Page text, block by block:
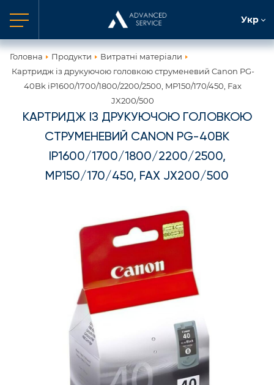
Укр
Головна Продукти
Витратні матеріали
Картридж із друкуючою головкою струменевий Canon PG-
40Bk iP1600/1700/1800/2200/2500, MP150/170/450, Fax
JX200/500
КАРТРИДЖ ІЗ ДРУКУЮЧОЮ ГОЛОВКОЮ
СТРУМЕНЕВИЙ CANON PG-40BK
IP1600/1700/1800/2200/2500,
MP150/170/450, FAX JX200/500